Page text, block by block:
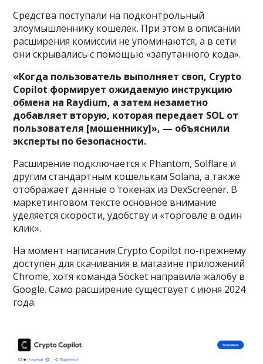
Средства поступали на подконтрольный
злоумышленнику кошелек. При этом в описании
расширения комиссии не упоминаются, а в сети
они скрывались с помощью «запутанного кода».
«Когда пользователь выполняет своп, Crypto
Copilot формирует ожидаемую инструкцию
обмена на Raydium, а затем незаметно
добавляет вторую, которая передает SOL от
пользователя [мошеннику]», — объяснили
эксперты по безопасности.
Расширение подключается к Phantom, Solflare и
другим стандартным кошелькам Solana, а также
отображает данные о токенах из DexScreener. В
маркетинговом тексте основное внимание
уделяется скорости, удобству и «торговле в один
клик».
На момент написания Crypto Copilot по-прежнему
доступен для скачивания в магазине приложений
Chrome, хотя команда Socket направила жалобу в
Google. Само расширение существует с июня 2024
года.